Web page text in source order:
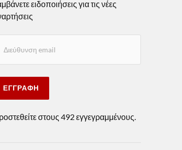
ειδοποιήσεις για τις νέες
ΕΓΓΡΑΦΉ
στους 492 εγγεγραμμένους.